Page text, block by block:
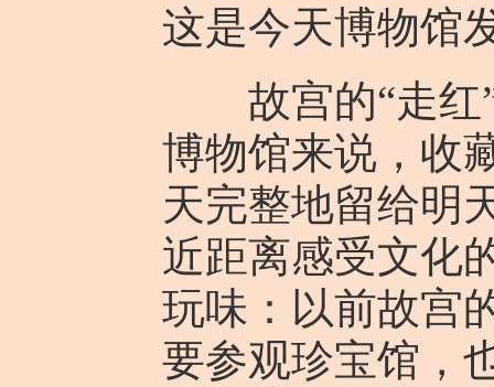
这是今天博物馆
故宫的“走红”
博物馆来说，收
天完整地留给明
近距离感受文化
玩味：以前故宫
要参观珍宝馆，